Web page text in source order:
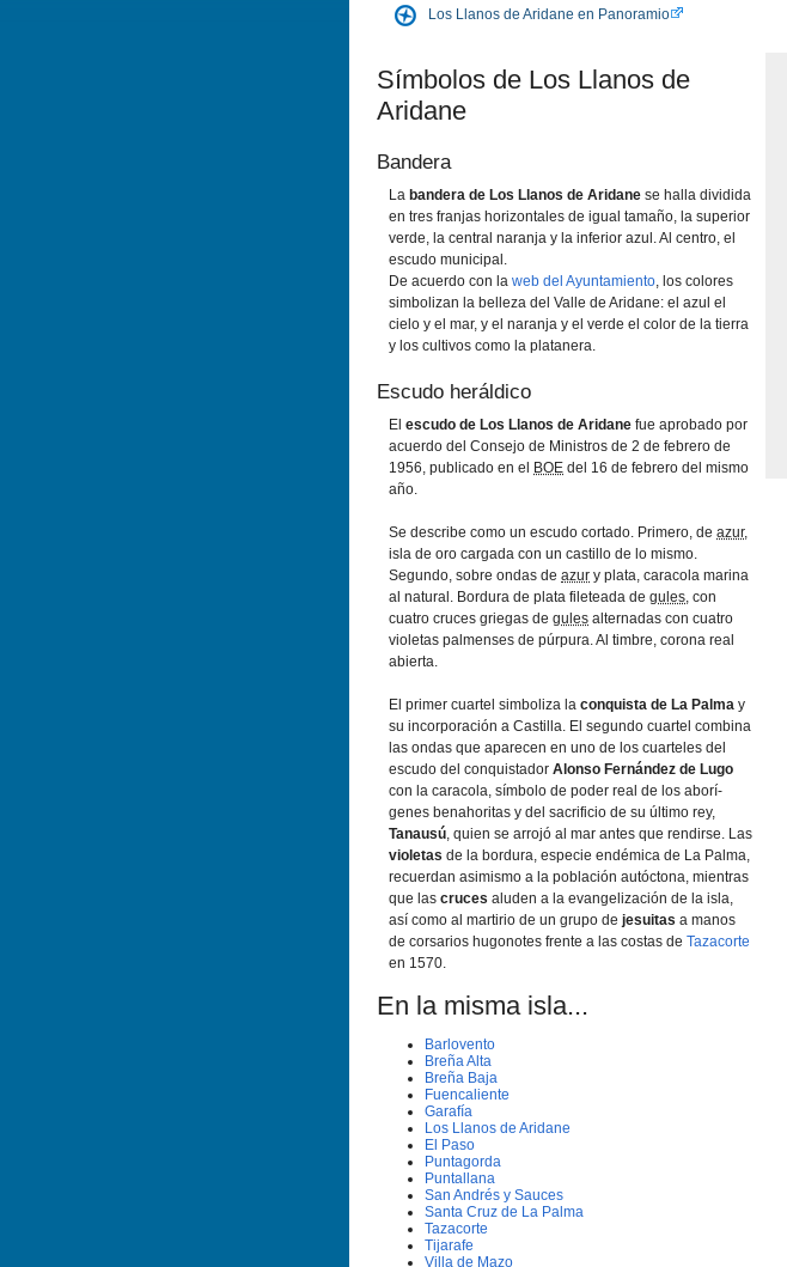
Los Llanos de Aridane en Panoramio
Sí­mbolos de Los Llanos de
Aridane
Bandera
La bandera de Los Llanos de Aridane se halla dividida
en tres franjas horizontales de igual tamaño, la superior
verde, la central naranja y la inferior azul. Al centro, el
escudo municipal.
De acuerdo con la web del Ayuntamiento, los colores
simbolizan la belleza del Valle de Aridane: el azul el
cielo y el mar, y el naranja y el verde el color de la tierra
y los cultivos como la platanera.
Escudo heráldico
El escudo de Los Llanos de Aridane fue aprobado por
acuerdo del Consejo de Ministros de 2 de febrero de
1956, publicado en el
BOE del 16 de febrero del mismo
año.
Se describe como un escudo cortado. Primero, de azur,
isla de oro cargada con un castillo de lo mismo.
Segundo, sobre ondas de azur y plata, caracola marina
al natural. Bordura de plata fileteada de gules, con
cuatro cruces griegas de gules alternadas con cuatro
violetas palmenses de púrpura. Al timbre, corona real
abierta.
El primer cuartel simboliza la conquista de La Palma y
su incorporación a Castilla. El segundo cuartel combina
las ondas que aparecen en uno de los cuarteles del
escudo del conquistador Alonso Fernández de Lugo
con la caracola, sí­mbolo de poder real de los aborí­
genes benahoritas y del sacrificio de su último rey,
Tanausú, quien se arrojó al mar antes que rendirse. Las
violetas de la bordura, especie endémica de La Palma,
recuerdan asimismo a la población autóctona, mientras
que las cruces aluden a la evangelización de la isla,
así­ como al martirio de un grupo de jesuitas a manos
de corsarios hugonotes frente a las costas de Tazacorte
en 1570.
En la misma isla...
Barlovento
Breña Alta
Breña Baja
Fuencaliente
Garafí­a
Los Llanos de Aridane
El Paso
Puntagorda
Puntallana
San Andrés y Sauces
Santa Cruz de La Palma
Tazacorte
Tijarafe
Villa de Mazo